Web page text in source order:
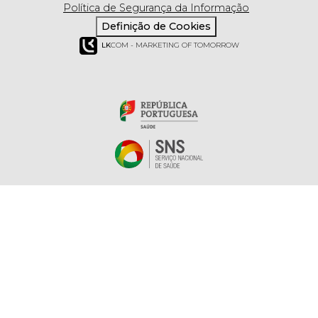
Política de Segurança da Informação
Definição de Cookies
LKCOM - MARKETING OF TOMORROW